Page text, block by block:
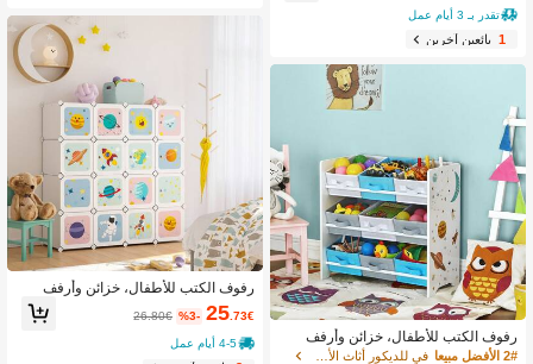
تقدر بـ 3 أيام عمل
1بائعين آخرين
رفوف الكتب للأطفال، خزائن وأرفف
2# الأفضل مبيعا
رفوف الكتب للأطفال، خزائن وأرفف
25.73€
%3-
26.80€
4-5 أيام عمل